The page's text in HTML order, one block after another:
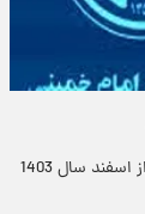
زمان واریز مستمری مددجویان بهزیستی و کمیته امداد و از اسفند سال 1403